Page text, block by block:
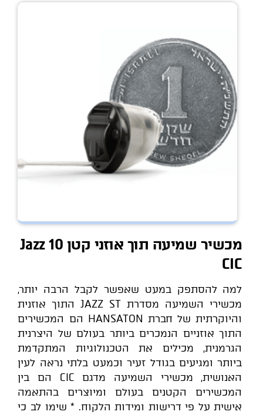
מכשיר שמיעה תוך אוזני קטן Jazz 10
CIC
למה להסתפק במעט שאפשר לקבל הרבה יותר,
מכשירי השמיעה מסדרת JAZZ ST התוך אוזנית
והיוקרתית של חברת HANSATON הם המכשירים
התוך אוזניים הנמכרים ביותר בעולם של היצרנית
הגרמנית, מכילים את הטכנולוגיות המתקדמת
ביותר ומגיעים בגודל זעיר וכמעט בלתי נראה לעין
האנושית, מכשירי השמיעה מדגם CIC הם בין
המכשירים הקטנים בעולם ומיוצרים בהתאמה
אישית על פי דרישות ומידות הלקוח. * שימו לב כי